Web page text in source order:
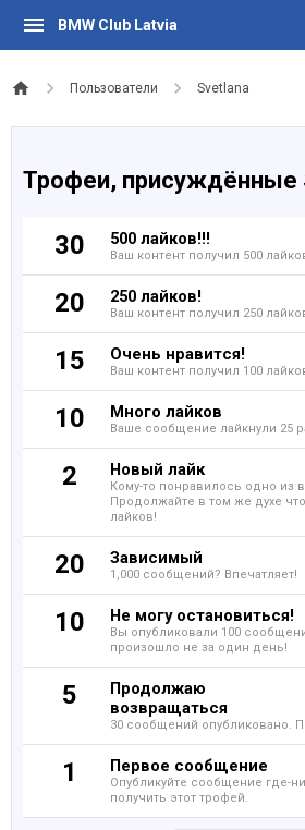
BMW Club Latvia
Пользователи Svetlana
Трофеи, присуждённые
30 500 лайков!!!
Ваш контент получил 500
20 250 лайков!
Ваш контент получил 250
15 Очень нравится!
Ваш контент получил 100
10 Много лайков
Ваше сообщение лайкнули 25
2 Новый лайк
Кому-то понравилось одно из
Продолжайте в том же духе
лайков!
20 Зависимый
1,000 сообщений? Впечатляет!
10 Не могу остановиться!
Вы опубликовали 100
произошло не за один день!
5
Продолжаю
возвращаться
30 сообщений опубликовано.
1 Первое сообщение
Опубликуйте сообщение где-
получить этот трофей.